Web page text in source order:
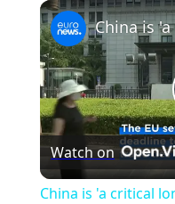
Play Unmute
Watch on
China is 'a critical